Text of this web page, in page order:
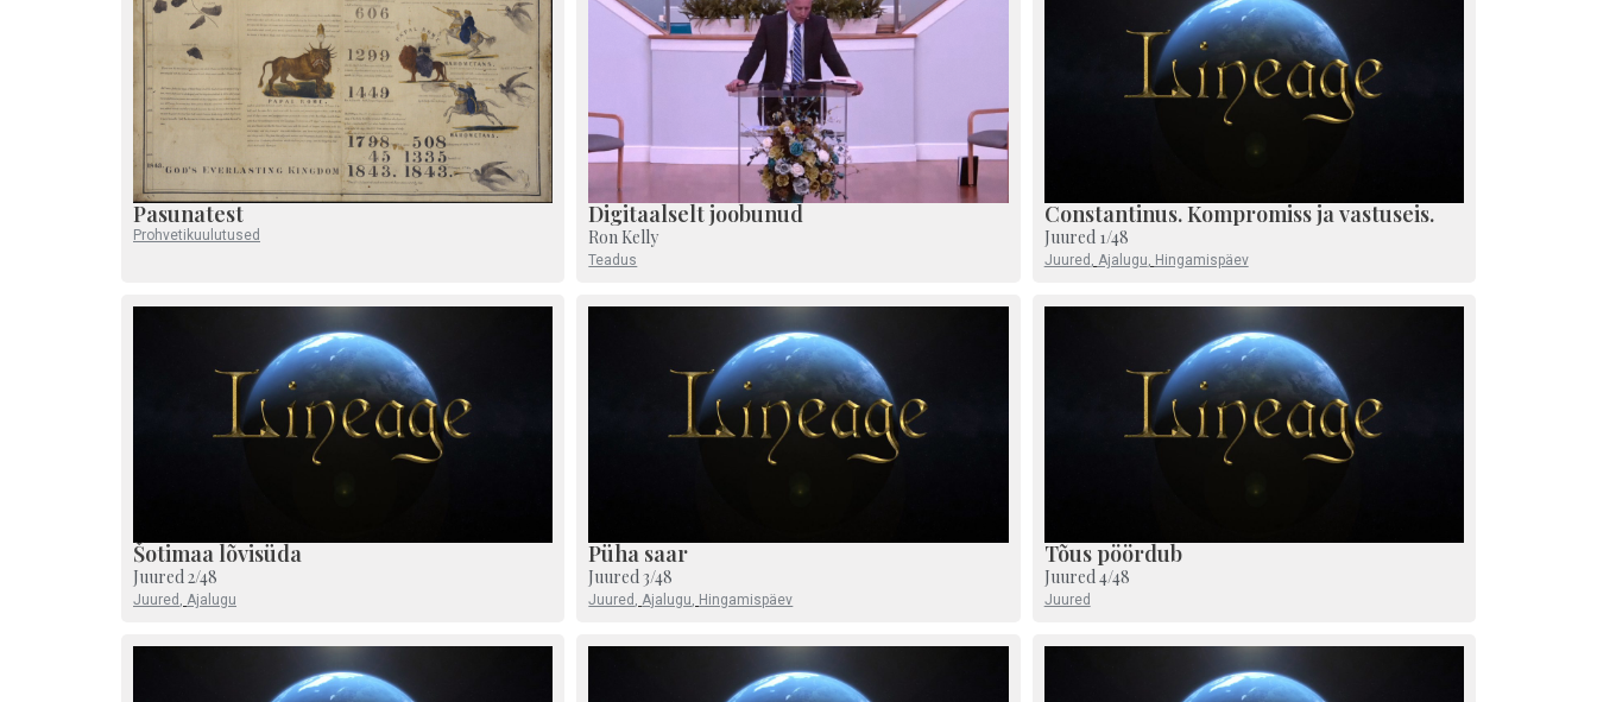
Pasunatest
Prohvetikuulutused
Digitaalselt joobunud
Ron Kelly
Teadus
Constantinus. Kompromiss ja vastuseis.
Juured 1/48
Juured , Ajalugu, Hingamispäev
Šotimaa lõvisüda
Juured 2/48
Juured Ajalugu
Püha saar
Juured 3/48
Juured Ajalugu Hingamispäev
Tõus pöördub
Juured 4/48
Juured